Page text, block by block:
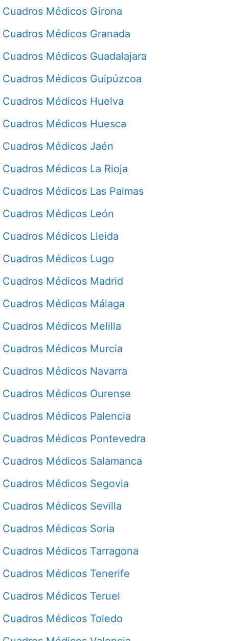
Cuadros Médicos Girona
Cuadros Médicos Granada
Cuadros Médicos Guadalajara
Cuadros Médicos Guipúzcoa
Cuadros Médicos Huelva
Cuadros Médicos Huesca
Cuadros Médicos Jaén
Cuadros Médicos La Rioja
Cuadros Médicos Las Palmas
Cuadros Médicos León
Cuadros Médicos Lleida
Cuadros Médicos Lugo
Cuadros Médicos Madrid
Cuadros Médicos Málaga
Cuadros Médicos Melilla
Cuadros Médicos Murcia
Cuadros Médicos Navarra
Cuadros Médicos Ourense
Cuadros Médicos Palencia
Cuadros Médicos Pontevedra
Cuadros Médicos Salamanca
Cuadros Médicos Segovia
Cuadros Médicos Sevilla
Cuadros Médicos Soria
Cuadros Médicos Tarragona
Cuadros Médicos Tenerife
Cuadros Médicos Teruel
Cuadros Médicos Toledo